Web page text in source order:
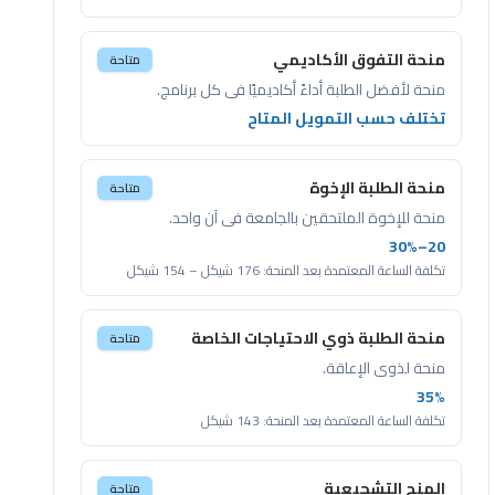
منحة التفوق الأكاديمي متاحة
منحة لأفضل الطلبة أداءً أكاديميًا في كل برنامج.
تختلف حسب التمويل المتاح
منحة الطلبة الإخوة متاحة
منحة للإخوة الملتحقين بالجامعة في آن واحد.
20–30%
تكلفة الساعة المعتمدة بعد المنحة:176 شيكل – 154 شيكل
منحة الطلبة ذوي الاحتياجات الخاصة متاحة
منحة لذوي الإعاقة.
35%
تكلفة الساعة المعتمدة بعد المنحة: 143 شيكل
المنح التشجيعية متاحة